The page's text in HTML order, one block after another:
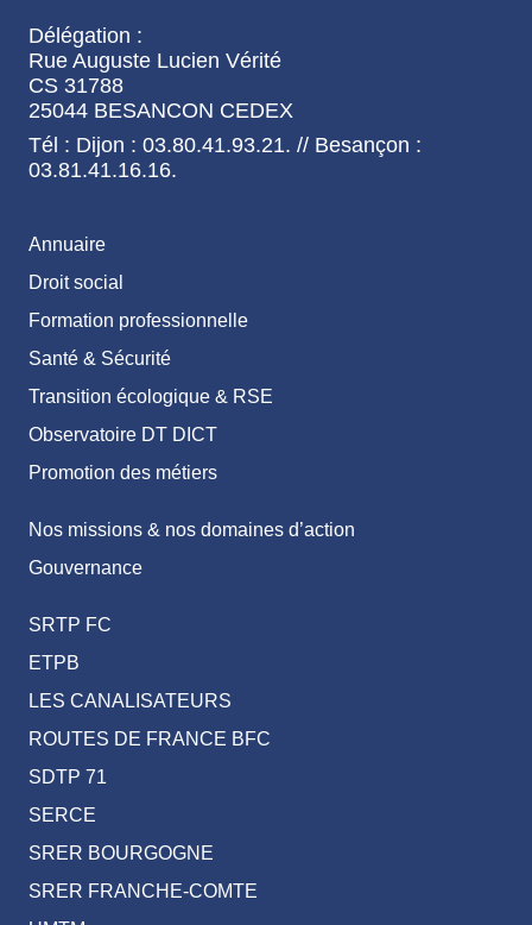
Délégation :
Rue Auguste Lucien Vérité
CS 31788
25044 BESANCON CEDEX
Tél : Dijon : 03.80.41.93.21. // Besançon :
03.81.41.16.16.
Annuaire
Droit social
Formation professionnelle
Santé & Sécurité
Transition écologique & RSE
Observatoire DT DICT
Promotion des métiers
Nos missions & nos domaines d’action
Gouvernance
SRTP FC
ETPB
LES CANALISATEURS
ROUTES DE FRANCE BFC
SDTP 71
SERCE
SRER BOURGOGNE
SRER FRANCHE-COMTE